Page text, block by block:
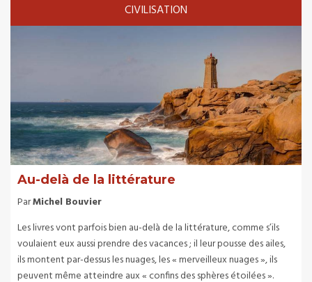
CIVILISATION
Au-delà de la littérature
ParMichel Bouvier
Les livres vont parfois bien au-delà de la littérature, comme s’ils
voulaient eux aussi prendre des vacances ; il leur pousse des ailes,
ils montent par-dessus les nuages, les « merveilleux nuages », ils
peuvent même atteindre aux « confins des sphères étoilées ».